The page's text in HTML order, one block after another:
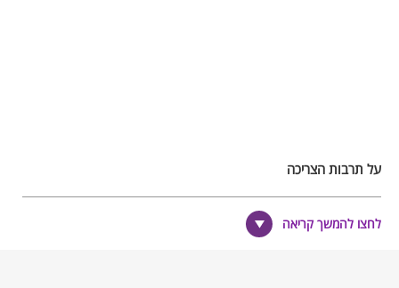
על תרבות הצריכה
המושג "תרבות הצריכה" הוא מושג ביקורתי שמבקר את החברה, את
השיטה הקפיטליסטית, את התאגידים ואת עולם הפרסום, המביאים
לצריכה מוגזמת ועיוורת שתוצאותיה הרסניות הן לאדם והן לסביבה.
לחצו להמשך קריאה